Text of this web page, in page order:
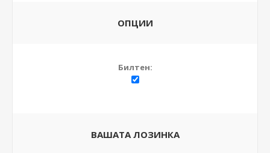
ОПЦИИ
Билтен:
ВАШАТА ЛОЗИНКА